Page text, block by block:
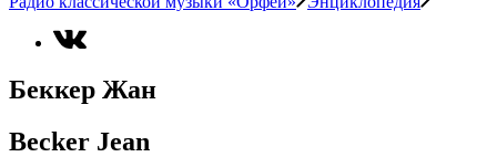
Беккер Жан
Becker Jean